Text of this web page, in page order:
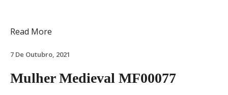
Read More
7 De Outubro, 2021
Mulher Medieval MF00077